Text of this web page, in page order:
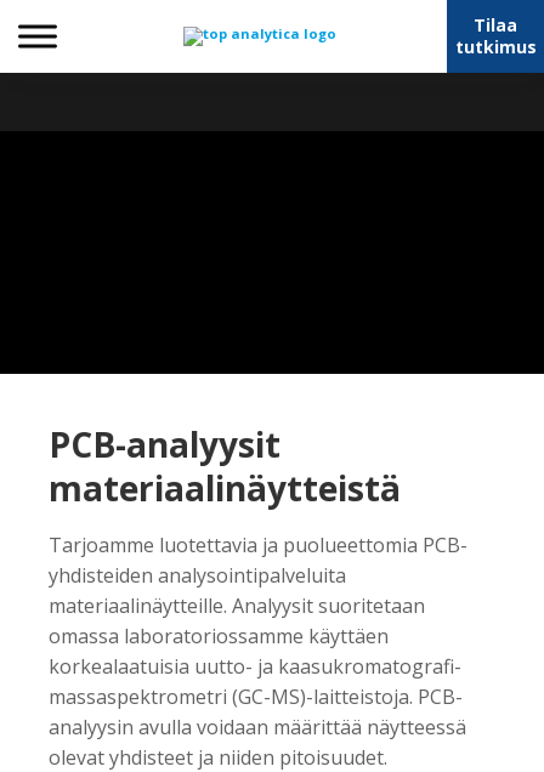
Tilaa
tutkimus
PCB-analyysit
materiaalinäytteistä
Tarjoamme luotettavia ja puolueettomia PCB-
yhdisteiden analysointipalveluita
materiaalinäytteille. Analyysit suoritetaan
omassa laboratoriossamme käyttäen
korkealaatuisia uutto- ja kaasukromatografi-
massaspektrometri (GC-MS)-laitteistoja. PCB-
analyysin avulla voidaan määrittää näytteessä
olevat yhdisteet ja niiden pitoisuudet.